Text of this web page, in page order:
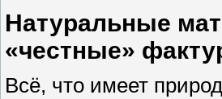
Натуральные
«честные»
Всё, что имеет